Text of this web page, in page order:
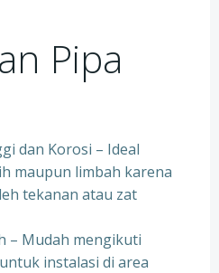
Pipa
dan Korosi – Ideal
maupun limbah karena
tekanan atau zat
– Mudah mengikuti
instalasi di area